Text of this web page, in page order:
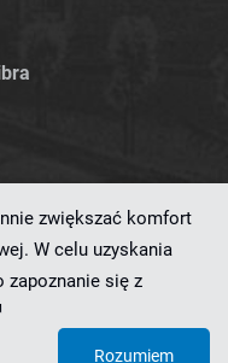
zwiększać komfort
W celu uzyskania
zapoznanie się z
Rozumiem